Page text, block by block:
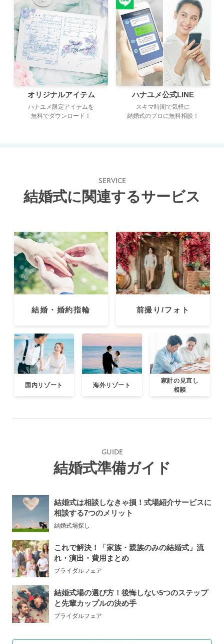
オリジナルアイテム
ハナユメ限定アイテムを
無料でダウンロード！
ハナユメ公式LINE
スキマ時間で気軽に
結婚式のプロに無料相談！
SERVICE
結婚式に関連するサービス
結婚・婚約指輪 前撮り/フォト
国内リゾート 海外リゾート
家計の見直し
相談
GUIDE
結婚式準備ガイド
結婚式は相談しなきゃ損！式場紹介サービスに
相談する7つのメリット
結婚式場探し
これで解決！「家族・親族のみの結婚式」流
れ・演出・費用まとめ
ブライダルフェア
結婚式場の選び方！後悔しない5つのステップ
と先輩カップルの決め手
ブライダルフェア